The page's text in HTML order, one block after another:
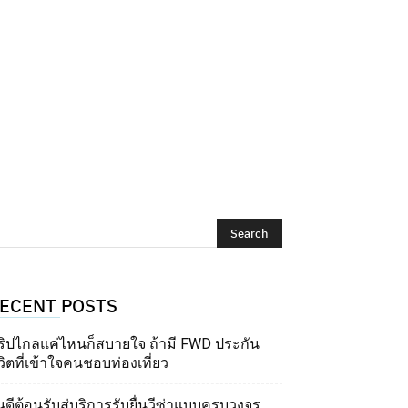
POSTS
ปไกลแค่ไหนก็สบายใจ ถ้ามี FWD ประกัน
ตที่เข้าใจคนชอบท่องเที่ยว